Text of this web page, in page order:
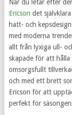
När du letar efter
Ericson det
hatt- och
med moderna
allt från lyxiga ull-
skapade för att hålla
omsorgsfullt
och med ett brett
Ericson för att
perfekt för